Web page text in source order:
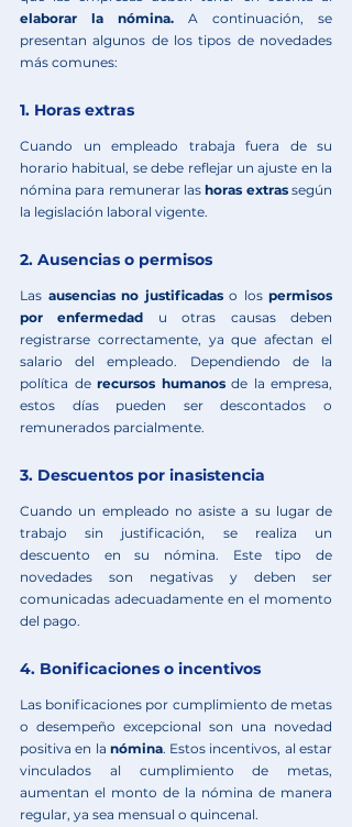
elaborar la nómina. A continuación, se
presentan algunos de los tipos de novedades
más comunes:
1. Horas extras
Cuando un empleado trabaja fuera de su
horario habitual, se debe reflejar un ajuste en la
nómina para remunerar las horas extras según
la legislación laboral vigente.
2. Ausencias o permisos
Las ausencias no justificadas o los permisos
por enfermedad u otras causas deben
registrarse correctamente, ya que afectan el
política de recursos humanos de la empresa,
estos días pueden ser descontados o
remunerados parcialmente.
3. Descuentos por inasistencia
Cuando un empleado no asiste a su lugar de
trabajo sin justificación, se realiza un
descuento en su nómina. Este tipo de
novedades son negativas y deben ser
comunicadas adecuadamente en el momento
del pago.
4. Bonificaciones o incentivos
Las bonificaciones por cumplimiento de metas
o desempeño excepcional son una novedad
positiva en la nómina. Estos incentivos, al estar
vinculados al cumplimiento de metas,
aumentan el monto de la nómina de manera
regular, ya sea mensual o quincenal.